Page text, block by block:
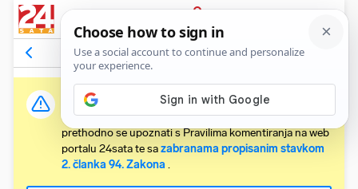
PRIJAVA
Komentari Relevantni
Važna obavijest:
Svaki korisnik koji želi komentirati članke obvezan je
prethodno se upoznati s Pravilima komentiranja na web
portalu 24sata te sazabranama propisanim stavkom
2. članka 94. Zakona .